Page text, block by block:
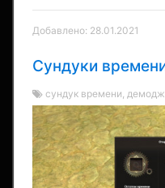
Добавлено: 28.01.2021
Сундуки
сундук времени,